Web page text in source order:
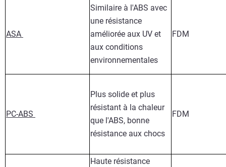
ASA
Similaire à l'ABS avec
une résistance
améliorée aux UV et
aux conditions
environnementales
FDM
PC-ABS
Plus solide et plus
résistant à la chaleur
que l'ABS, bonne
résistance aux chocs
FDM
Haute résistance